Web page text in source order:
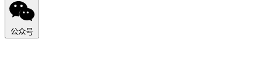
公众号